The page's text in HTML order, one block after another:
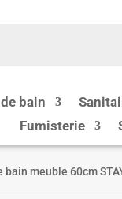
bain
Fumisterie
bain meuble 60cm